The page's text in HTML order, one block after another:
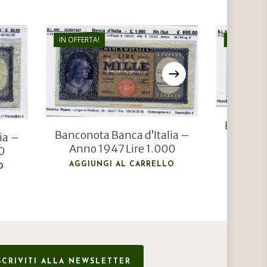
–
IN OFFERTA! €80,00
€50,00
Banconota Banca d’Italia –
Anno 1947 Lire 1.000
AGGIUNGI AL CARRELLO
ALLA NEWSLETTER